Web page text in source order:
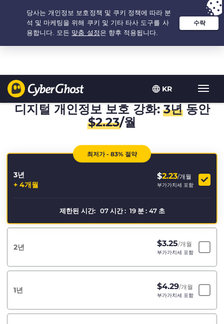
KR
탐
색
토
추천 옵션:최저가 - 3.3333333333333년 $ 2.23 /개월
디지털 개인정보 보호 강화:3년동안
$2.23/월
최저가 - 83% 절약
3년
+ 4개월
$2.23/개월
부가가치세 포함
제한된 시간: 07 시간 : 19 분 : 47 초
2년 $3.25/개월
부가가치세 포함
1년 $4.29/개월
부가가치세 포함